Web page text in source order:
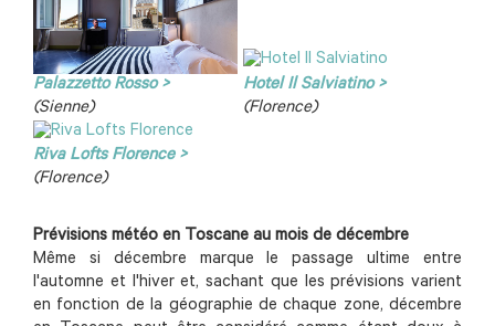
Palazzetto Rosso >
(Sienne)
Hotel Il Salviatino >
(Florence)
Riva Lofts Florence >
(Florence)
Prévisions météo en Toscane au mois de décembre
Même si décembre marque le passage ultime entre
l'automne et l'hiver et, sachant que les prévisions varient
en fonction de la géographie de chaque zone, décembre